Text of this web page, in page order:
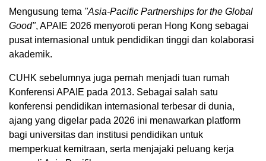
Mengusung tema "Asia-Pacific Partnerships for the Global
Good", APAIE 2026 menyoroti peran Hong Kong sebagai
pusat internasional untuk pendidikan tinggi dan kolaborasi
akademik.
CUHK sebelumnya juga pernah menjadi tuan rumah
Konferensi APAIE pada 2013. Sebagai salah satu
konferensi pendidikan internasional terbesar di dunia,
ajang yang digelar pada 2026 ini menawarkan platform
bagi universitas dan institusi pendidikan untuk
memperkuat kemitraan, serta menjajaki peluang kerja